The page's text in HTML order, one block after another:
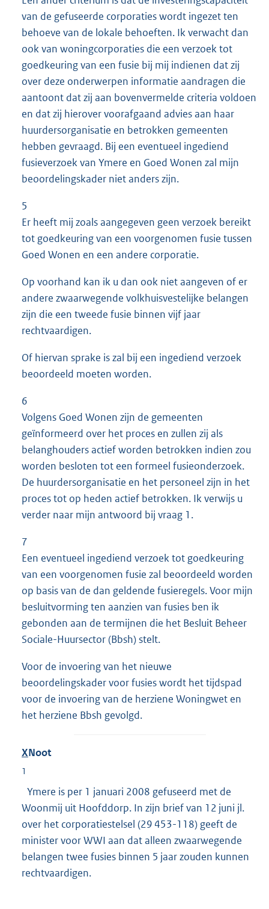
van de gefuseerde corporaties wordt ingezet ten
behoeve van de lokale behoeften. Ik verwacht dan
ook van woningcorporaties die een verzoek tot
goedkeuring van een fusie bij mij indienen dat zij
over deze onderwerpen informatie aandragen die
aantoont dat zij aan bovenvermelde criteria voldoen
en dat zij hierover voorafgaand advies aan haar
huurdersorganisatie en betrokken gemeenten
hebben gevraagd. Bij een eventueel ingediend
fusieverzoek van Ymere en Goed Wonen zal mijn
beoordelingskader niet anders zijn.
5
Er heeft mij zoals aangegeven geen verzoek bereikt
tot goedkeuring van een voorgenomen fusie tussen
Goed Wonen en een andere corporatie.
Op voorhand kan ik u dan ook niet aangeven of er
andere zwaarwegende volkhuisvestelijke belangen
zijn die een tweede fusie binnen vijf jaar
rechtvaardigen.
Of hiervan sprake is zal bij een ingediend verzoek
beoordeeld moeten worden.
6
Volgens Goed Wonen zijn de gemeenten
geïnformeerd over het proces en zullen zij als
belanghouders actief worden betrokken indien zou
worden besloten tot een formeel fusieonderzoek.
De huurdersorganisatie en het personeel zijn in het
proces tot op heden actief betrokken. Ik verwijs u
verder naar mijn antwoord bij vraag 1.
7
Een eventueel ingediend verzoek tot goedkeuring
van een voorgenomen fusie zal beoordeeld worden
op basis van de dan geldende fusieregels. Voor mijn
besluitvorming ten aanzien van fusies ben ik
gebonden aan de termijnen die het Besluit Beheer
Sociale-Huursector (Bbsh) stelt.
Voor de invoering van het nieuwe
beoordelingskader voor fusies wordt het tijdspad
voor de invoering van de herziene Woningwet en
het herziene Bbsh gevolgd.
XNoot
1
Ymere is per 1 januari 2008 gefuseerd met de
Woonmij uit Hoofddorp. In zijn brief van 12 juni jl.
over het corporatiestelsel (29 453-118) geeft de
minister voor WWI aan dat alleen zwaarwegende
belangen twee fusies binnen 5 jaar zouden kunnen
rechtvaardigen.